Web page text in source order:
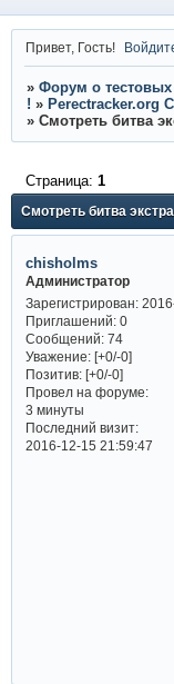
Привет, Гость!
» Форум о
! » Perectracker.org
» Смотреть битва
Смотреть битва
Страница: 1
chisholms
Администратор
Зарегистрирован:
Приглашений:0
Сообщений:74
Уважение: [+0/-0]
Позитив: [+0/-0]
Провел на форуме:
3 минуты
Последний визит:
2016-12-15 21:59:47